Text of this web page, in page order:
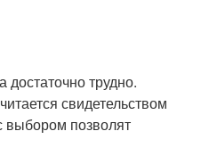
достаточно трудно.
свидетельством
выбором позволят